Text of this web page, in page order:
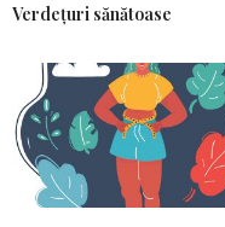
Verdețuri sănătoase